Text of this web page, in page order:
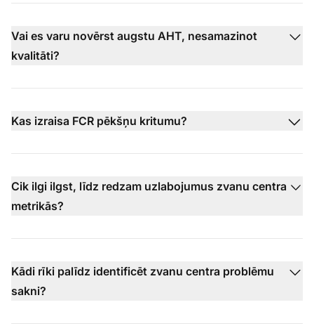
Vai es varu novērst augstu AHT, nesamazinot
kvalitāti?
Kas izraisa FCR pēkšņu kritumu?
Cik ilgi ilgst, līdz redzam uzlabojumus zvanu centra
metrikās?
Kādi rīki palīdz identificēt zvanu centra problēmu
sakni?